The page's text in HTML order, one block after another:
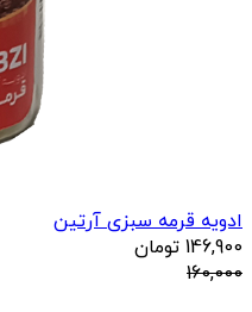
ادویه قرمه سبزی آرتین
146,900 تومان
160,000